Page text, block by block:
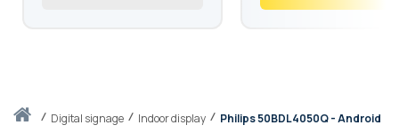
Thuisdigital signage Indoor display Philips 50BDL4050Q - Android